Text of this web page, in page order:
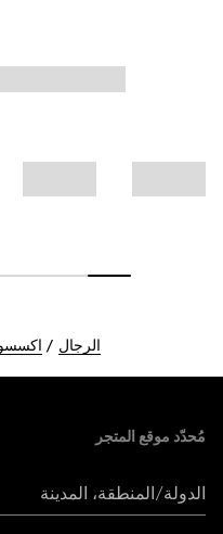
الرجال
مُحدّد موقع المتجر
الدولة/المنطقة، المدينة